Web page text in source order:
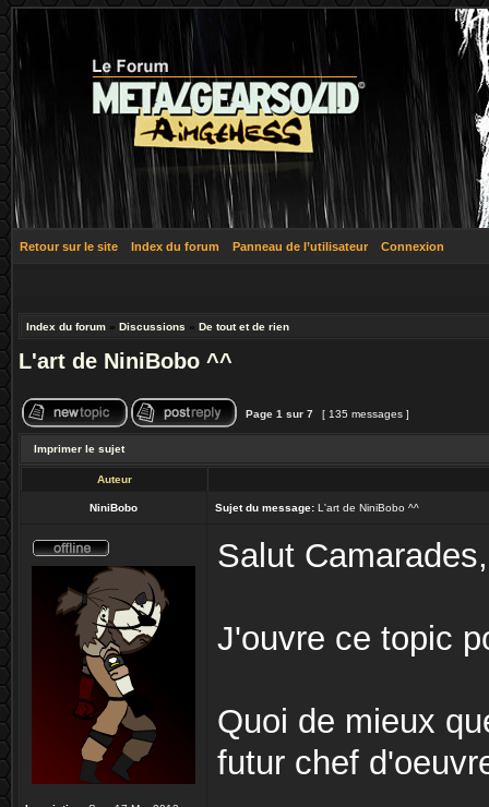
Retour sur le site Index du forum Panneau de l’utilisateur Connexion
Index du forum » Discussions » De tout et de rien
L'art de NiniBobo ^^
Page 1 sur 7 [ 135 messages ]
Imprimer le sujet
Auteur
NiniBobo Sujet du message: L'art de NiniBobo ^^
Salut
J'ouvre ce topic
Quoi de mieux
futur chef